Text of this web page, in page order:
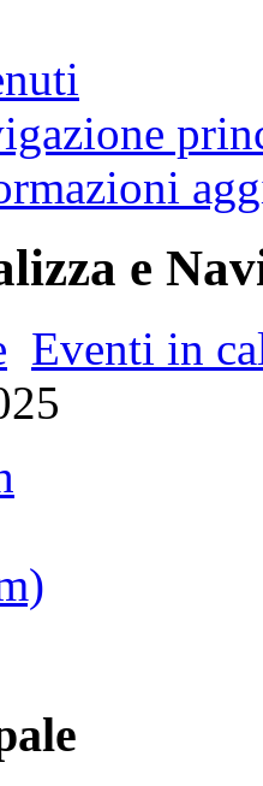
e
Eventi in